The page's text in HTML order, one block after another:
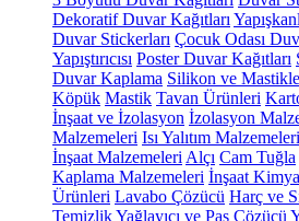
Dekoratif Duvar Kağıtları
Duvar Stickerları Çocuk Odası
Yapıştırıcısı Poster Duvar Kağıtları
Duvar Kaplama Silikon ve
Köpük Mastik Tavan Ürünleri
İnşaat ve İzolasyon İzolasyon
Malzemeleri Isı Yalıtım Malzemeleri
İnşaat Malzemeleri Alçı Cam Tuğla
Kaplama Malzemeleri İnşaat
Ürünleri Lavabo Çözücü Harç ve
TemizlikYağlayıcı ve Pas Çözücü